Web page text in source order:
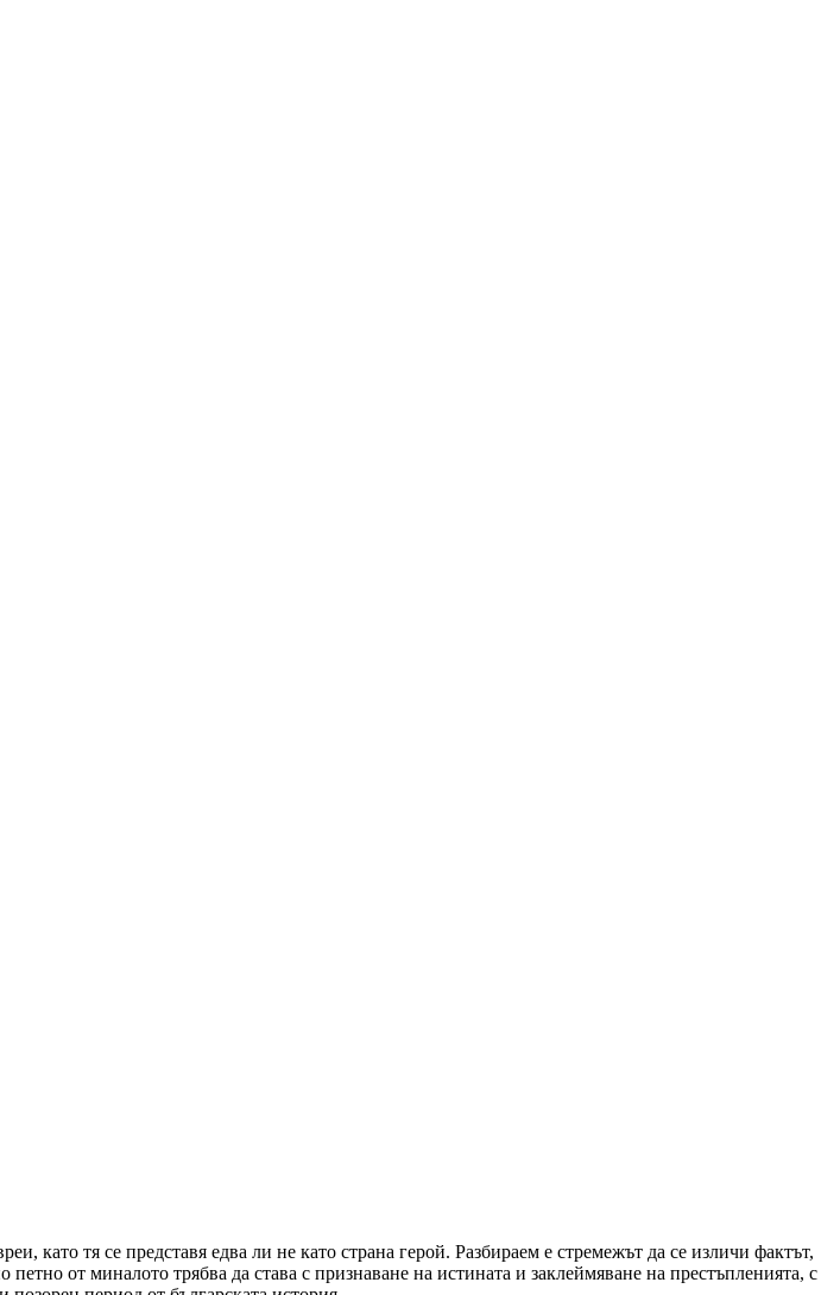
като тя се представя едва ли не като страна герой. Разбираем е стремежът да се изличи фактът,
от миналото трябва да става с признаване на истината и заклеймяване на престъпленията, с